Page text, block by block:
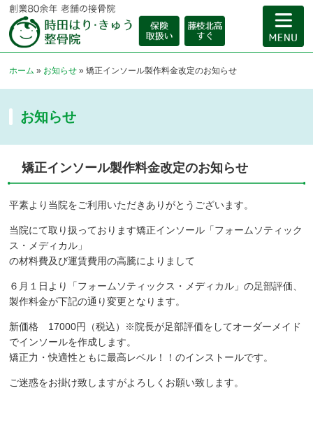
ホーム » お知らせ »矯正インソール製作料金改定のお知らせ
お知らせ
矯正インソール製作料金改定のお知らせ
平素より当院をご利用いただきありがとうございます。
当院にて取り扱っております矯正インソール「フォームソティック
ス・メディカル」
の材料費及び運賃費用の高騰によりまして
６月１日より「フォームソティックス・メディカル」の足部評価、
製作料金が下記の通り変更となります。
新価格 17000円（税込）※院長が足部評価をしてオーダーメイド
でインソールを作成します。
矯正力・快適性ともに最高レベル！！のインストールです。
ご迷惑をお掛け致しますがよろしくお願い致します。